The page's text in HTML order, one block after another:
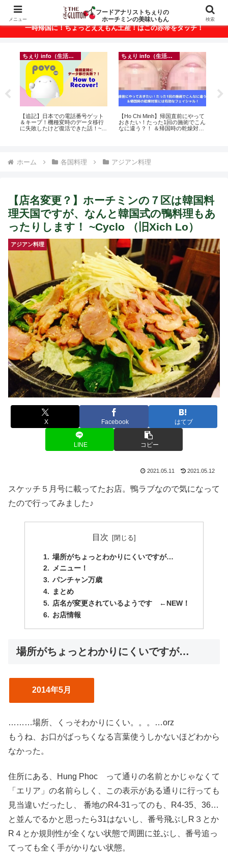
ベトナム・ホーチミンの美味いもんが満載！
一時帰国に！ちょっとええもん土産！はこの赤帯をタッチ！
ちぇり info（生活情報）
【追記】日本での電話番号ゲット
＆キープ！機種変時のデータ移行
に失敗したけど復活できた話！~
ちぇり info（生活情報）
【Ho Chi Minh】帰国直前にやって
おきたい！たった1回の施術でこん
なに違う？！ ＆帰国時の乾燥対策
ホーム 各国料理 アジアン料理
【店名変更？】ホーチミンの７区は韓国料
理天国ですが、なんと韓国式の鴨料理もあ
ったりします！ ~Cyclo （旧Xich Lo）
アジアン料理
X Facebook はてブ
LINE コピー
2021.05.11 2021.05.12
スケッチ５月号に載ってたお店。鴨ラブなので気になって
たので行ってみました♪
目次
場所がちょっとわかりにくいですが…
メニュー！
パンチャン万歳
まとめ
店名が変更されているようです ←NEW！
お店情報
場所がちょっとわかりにくいですが…
2014年5月
………場所、くっそわかりにくい。。。…orz
もうね、お口がばっちくなる言葉使うしかないほどわから
なかった。
住所にある、Hung Phoc って通りの名前とかじゃなくて
「エリア」の名前らしく、この表示がある通りに行っても
見当違いだったし、 番地のR4-31ってのも、R4-35、36…
と並んでるかと思ったら31はないし、番号飛ぶしR３とか
R４とか規則性が全くない状態で周囲に並ぶし、番号追っ
てっても全く手がかりない状態。
メニュー
フードアナリストちぇりの
ホーチミンの美味いもん
検索